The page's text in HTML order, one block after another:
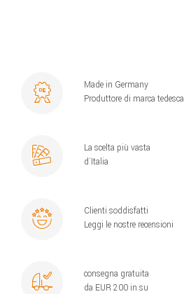
Made in Germany
Produttore di marca tedesca
La scelta più vasta
d´Italia
Clienti soddisfatti
Leggi le nostre recensioni
consegna gratuita
da EUR 200 in su